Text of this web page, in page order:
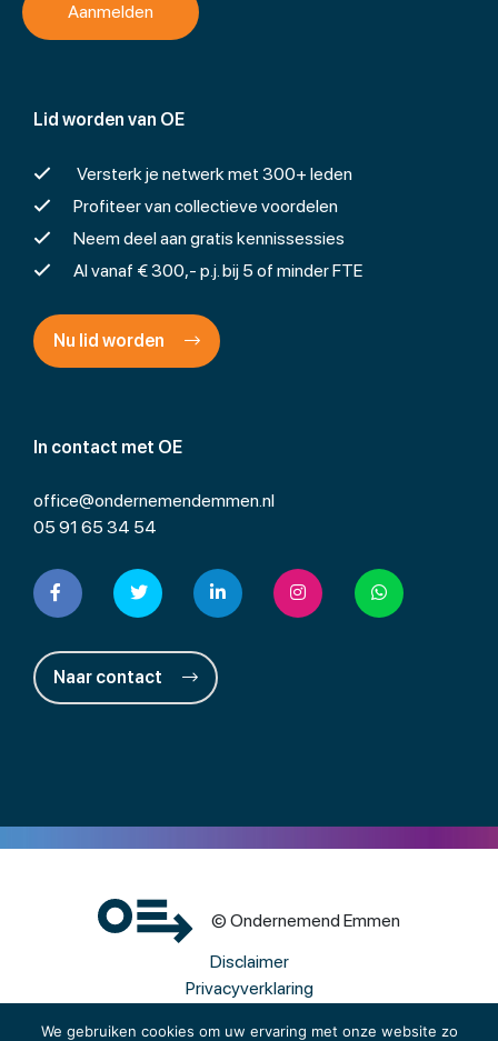
We gebruiken cookies om uw ervaring met onze website zo
In contact met OE
office@ondernemendemmen.nl
05 91 65 34 54
Naar contact
Lid worden van OE
Versterk je netwerk met 300+ leden
Profiteer van collectieve voordelen
Neem deel aan gratis kennissessies
Al vanaf € 300,- p.j. bij 5 of minder FTE
Nu lid worden
© Ondernemend Emmen
Disclaimer
Privacyverklaring